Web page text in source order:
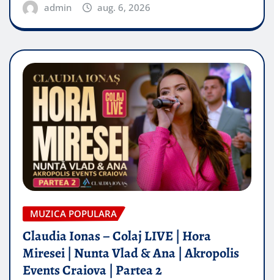
admin aug. 6, 2026
MUZICA POPULARA
Claudia Ionas – Colaj LIVE | Hora
Miresei | Nunta Vlad & Ana | Akropolis
Events Craiova | Partea 2